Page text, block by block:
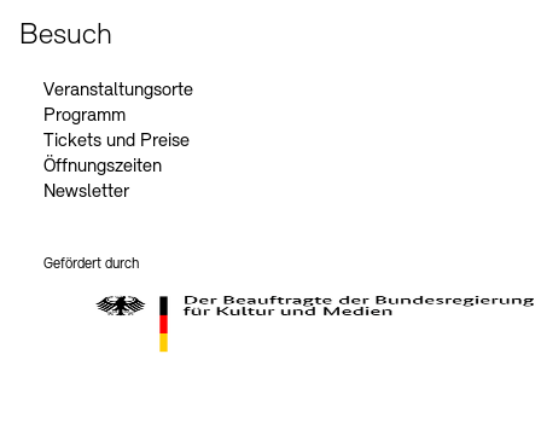
Besuch
Veranstaltungsorte
Programm
Tickets und Preise
Öffnungszeiten
Newsletter
Gefördert durch